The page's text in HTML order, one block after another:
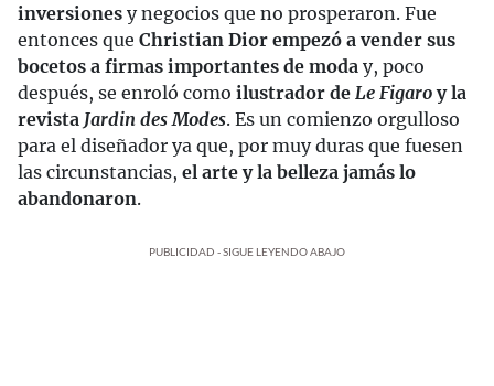
inversiones y negocios que no prosperaron. Fue
entonces que Christian Dior empezó a vender sus
bocetos a firmas importantes de moda y, poco
después, se enroló como ilustrador de Le Figaroy la
revista Jardin des Modes. Es un comienzo orgulloso
para el diseñador ya que, por muy duras que fuesen
las circunstancias, el arte y la belleza jamás lo
abandonaron.
PUBLICIDAD - SIGUE LEYENDO ABAJO